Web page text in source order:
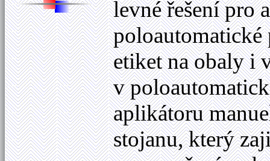
levné řešení pro
poloautomatické
etiket na obaly i
v
aplikátoru
stojanu, který